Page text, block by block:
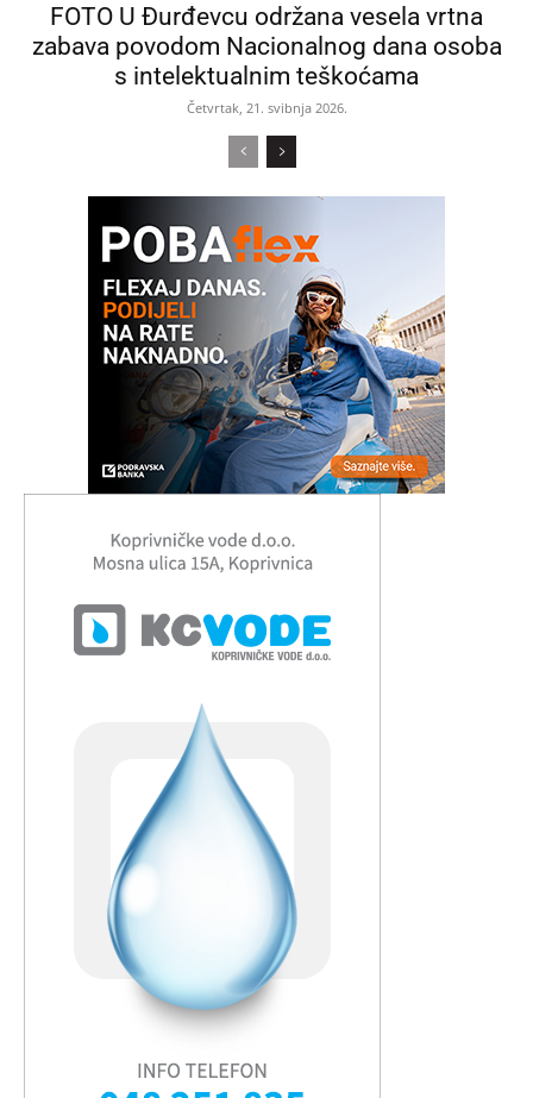
FOTO U Đurđevcu održana vesela vrtna
zabava povodom Nacionalnog dana osoba
s intelektualnim teškoćama
Četvrtak, 21. svibnja 2026.